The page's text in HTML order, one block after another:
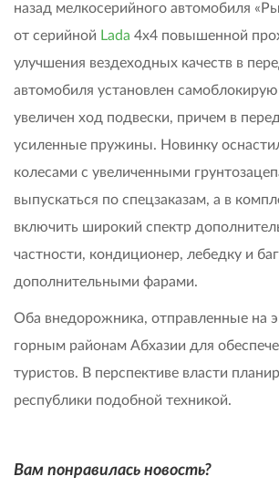
назад мелкосерийного автомобиля
от серийной Lada 4х4 повышенной
улучшения вездеходных качеств в
автомобиля установлен
увеличен ход подвески, причем в
усиленные пружины. Новинку
колесами с увеличенными
выпускаться по спецзаказам, а в
включить широкий спектр
частности, кондиционер, лебедку и
дополнительными фарами.
Оба внедорожника, отправленные на
горным районам Абхазии для
туристов. В перспективе власти
республики подобной техникой.
Вам понравилась новость?